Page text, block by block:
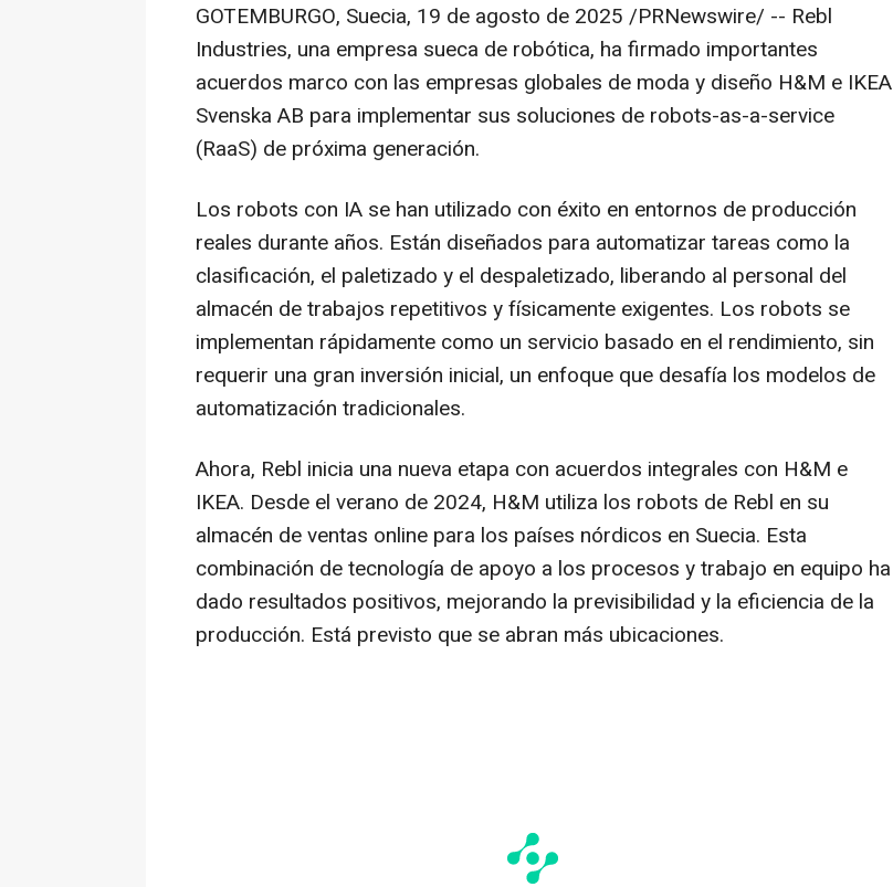
GOTEMBURGO, Suecia, 19 de agosto de 2025 /PRNewswire/ -- Rebl
Industries, una empresa sueca de robótica, ha firmado importantes
acuerdos marco con las empresas globales de moda y diseño H&M e IKEA
Svenska AB para implementar sus soluciones de robots-as-a-service
(RaaS) de próxima generación.
Los robots con IA se han utilizado con éxito en entornos de producción
reales durante años. Están diseñados para automatizar tareas como la
clasificación, el paletizado y el despaletizado, liberando al personal del
almacén de trabajos repetitivos y físicamente exigentes. Los robots se
implementan rápidamente como un servicio basado en el rendimiento, sin
requerir una gran inversión inicial, un enfoque que desafía los modelos de
automatización tradicionales.
Ahora, Rebl inicia una nueva etapa con acuerdos integrales con H&M e
IKEA. Desde el verano de 2024, H&M utiliza los robots de Rebl en su
almacén de ventas online para los países nórdicos en Suecia. Esta
combinación de tecnología de apoyo a los procesos y trabajo en equipo ha
dado resultados positivos, mejorando la previsibilidad y la eficiencia de la
producción. Está previsto que se abran más ubicaciones.